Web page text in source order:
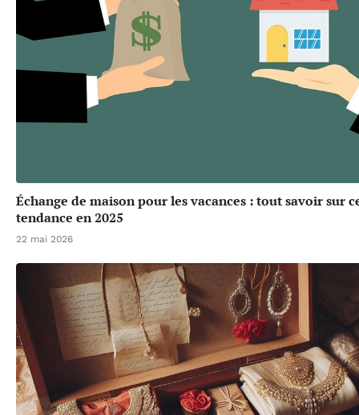
Échange de maison pour les vacances : tout savoir sur
tendance en 2025
22 mai 2026